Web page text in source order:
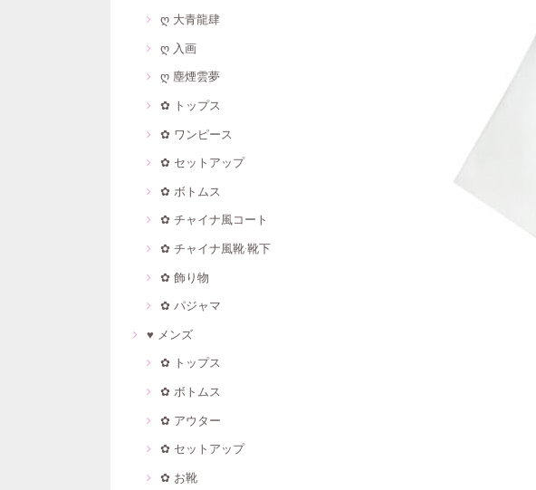
ღ 大青龍肆
ღ 入画
ღ 塵煙雲夢
✿ トップス
✿ ワンピース
✿ セットアップ
✿ ボトムス
✿ チャイナ風コート
✿ チャイナ風靴·靴下
✿ 飾り物
✿ パジャマ
♥ メンズ
✿ トップス
✿ ボトムス
✿ アウター
✿ セットアップ
✿ お靴